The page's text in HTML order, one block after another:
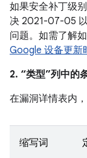
如果安全补丁级
决 2021-07-05
问题。如需了解
Google 设备更新
2. “类型”列中的
在漏洞详情表内
缩写词